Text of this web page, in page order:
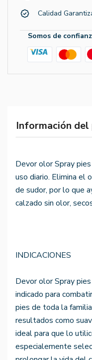
Calidad
Somos de
Información
Devor olor Spray
uso diario. Elimina el
de sudor, por lo que
calzado sin olor,
INDICACIONES
Devor olor Spray
indicado para
pies de toda la
resultados como
ideal para que lo
especialemente